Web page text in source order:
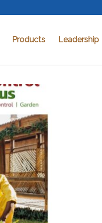
Products Leadership